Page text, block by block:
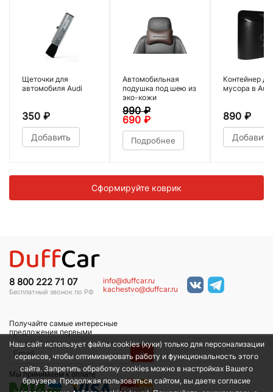
Щеточки для
автомобиля Audi
350 ₽
Добавить
Автомобильная
подушка под шею из
эко-кожи
990₽
690 ₽
Подробнее
Контейнер
мусора в Audi
890 ₽
Добавить
Сформируйте коврик
8 800 222 71 07
Бесплатный звонок по РФ
info@duffcar.ru
kachestvo@duffcar.ru
Получайте самые интересные
предложения первыми
→
Мы принимаем к оплате
Наш сайт использует файлы cookies (куки) только для персонализации
сервисов, чтобы оптимизировать работу и функциональность этого
сайта. Запретить обработку cookies можно в настройках Вашего
браузера. Продолжая пользоваться сайтом, вы даете согласие